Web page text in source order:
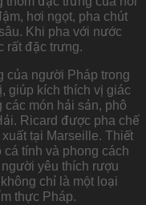
hơi ngọt, pha chút
Khi pha với nước
rất đặc trưng.
của người Pháp trong
giúp kích thích vị giác
món hải sản, phô
Ricard được pha chế
tại Marseille. Thiết
cá tính và phong cách
yêu thích rượu
chỉ là một loại
thực Pháp.